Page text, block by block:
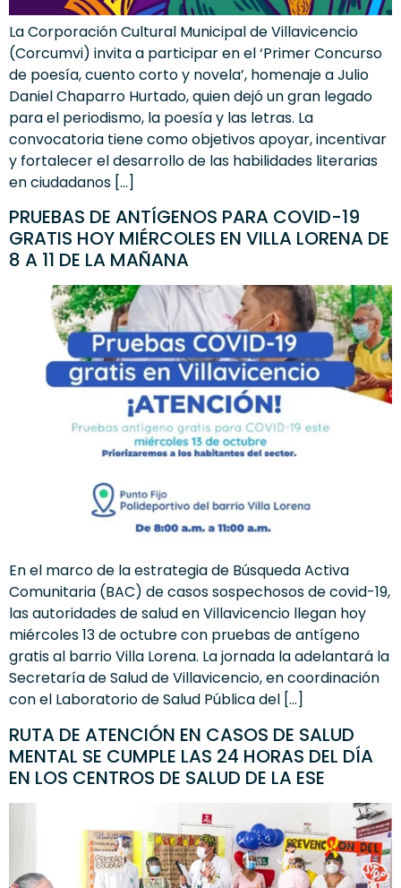
La Corporación Cultural Municipal de Villavicencio
(Corcumvi) invita a participar en el ‘Primer Concurso
de poesía, cuento corto y novela’, homenaje a Julio
Daniel Chaparro Hurtado, quien dejó un gran legado
para el periodismo, la poesía y las letras. La
convocatoria tiene como objetivos apoyar, incentivar
y fortalecer el desarrollo de las habilidades literarias
en ciudadanos […]
PRUEBAS DE ANTÍGENOS PARA COVID-19
GRATIS HOY MIÉRCOLES EN VILLA LORENA DE
8 A 11 DE LA MAÑANA
En el marco de la estrategia de Búsqueda Activa
Comunitaria (BAC) de casos sospechosos de covid-19,
las autoridades de salud en Villavicencio llegan hoy
miércoles 13 de octubre con pruebas de antígeno
gratis al barrio Villa Lorena. La jornada la adelantará la
Secretaría de Salud de Villavicencio, en coordinación
con el Laboratorio de Salud Pública del […]
RUTA DE ATENCIÓN EN CASOS DE SALUD
MENTAL SE CUMPLE LAS 24 HORAS DEL DÍA
EN LOS CENTROS DE SALUD DE LA ESE